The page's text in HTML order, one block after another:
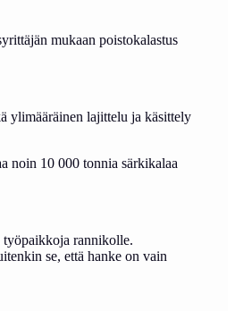
mukaan poistokalastus
ylimääräinen lajittelu ja käsittely
noin 10 000 tonnia särkikalaa
työpaikkoja rannikolle.
se, että hanke on vain